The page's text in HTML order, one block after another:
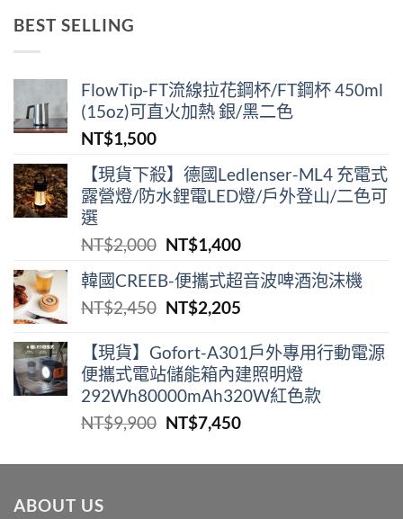
BEST SELLING
FlowTip-FT流線拉花鋼杯/FT鋼杯 450ml
(15oz)可直火加熱 銀/黑二色
NT$1,500
【現貨下殺】德國Ledlenser-ML4 充電式
露營燈/防水鋰電LED燈/戶外登山/二色可
選
NT$2,000 原
價
格：
NT$1,400目
價
格：
韓國CREEB-便攜式超⾳波啤酒泡沫機
NT$2,450 原
價
格：
NT$2,450。
NT$2,205目
價
格：
NT$2,205。
【現貨】Gofort-A301戶外專用行動電源
便攜式電站儲能箱內建照明燈
292Wh80000mAh320W紅色款
NT$9,900 原
價
NT$7,450目
價
ABOUT US